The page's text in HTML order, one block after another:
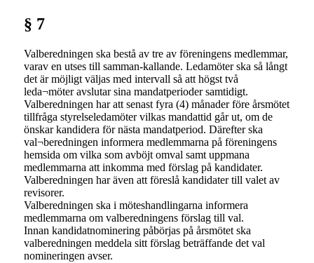
§ 7
Valberedningen ska bestå av tre av föreningens medlemmar,
varav en utses till samman-kallande. Ledamöter ska så långt
det är möjligt väljas med intervall så att högst två
leda¬möter avslutar sina mandatperioder samtidigt.
Valberedningen har att senast fyra (4) månader före årsmötet
tillfråga styrelseledamöter vilkas mandattid går ut, om de
önskar kandidera för nästa mandatperiod. Därefter ska
val¬beredningen informera medlemmarna på föreningens
hemsida om vilka som avböjt omval samt uppmana
medlemmarna att inkomma med förslag på kandidater.
Valberedningen har även att föreslå kandidater till valet av
revisorer.
Valberedningen ska i möteshandlingarna informera
medlemmarna om valberedningens förslag till val.
Innan kandidatnominering påbörjas på årsmötet ska
valberedningen meddela sitt förslag beträffande det val
nomineringen avser.